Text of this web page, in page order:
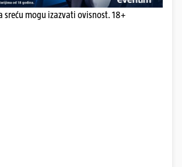
sreću mogu izazvati ovisnost. 18+